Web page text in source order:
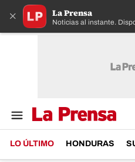
× La Prensa
Noticias al instante.
LO ÚLTIMO HONDURAS